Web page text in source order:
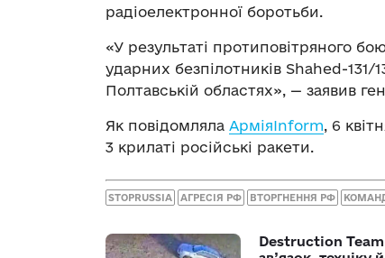
радіоелектронної боротьби.
«У результаті протиповітряного
ударних безпілотників Shahed-131/
Полтавській областях», — заявив
Як повідомляла АрміяInform, 6
3 крилаті російські ракети.
STOPRUSSIA АГРЕСІЯ РФ ВТОРГНЕННЯ РФ
Destruction